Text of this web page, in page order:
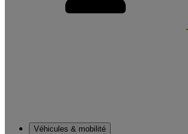
Véhicules & mobilité